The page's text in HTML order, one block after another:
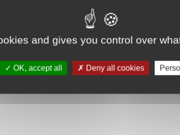
and gives you control over
OK, accept all Deny all cookies